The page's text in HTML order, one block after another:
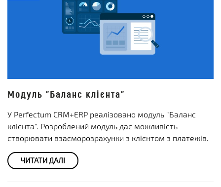
Модуль "Баланс клієнта"
У Perfectum CRM+ERP реалізовано модуль "Баланс
клієнта". Розроблений модуль дає можливість
створювати взаєморозрахунки з клієнтом з платежів.
ЧИТАТИ ДАЛІ